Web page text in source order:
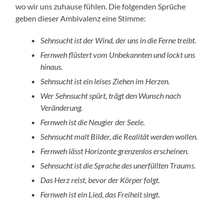
wo wir uns zuhause fühlen. Die folgenden Sprüche
geben dieser Ambivalenz eine Stimme:
Sehnsucht ist der Wind, der uns in die Ferne treibt.
Fernweh flüstert vom Unbekannten und lockt uns
hinaus.
Sehnsucht ist ein leises Ziehen im Herzen.
Wer Sehnsucht spürt, trägt den Wunsch nach
Veränderung.
Fernweh ist die Neugier der Seele.
Sehnsucht malt Bilder, die Realität werden wollen.
Fernweh lässt Horizonte grenzenlos erscheinen.
Sehnsucht ist die Sprache des unerfüllten Traums.
Das Herz reist, bevor der Körper folgt.
Fernweh ist ein Lied, das Freiheit singt.